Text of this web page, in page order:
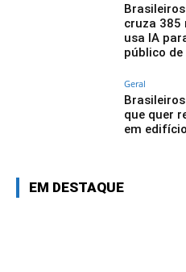
cruza 385
usa IA
público
Geral
que quer
em
EM DESTAQUE